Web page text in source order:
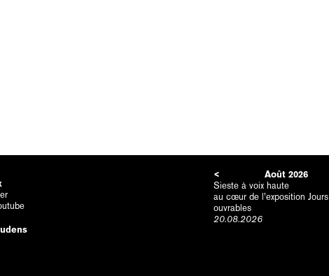
< Août 2026
Sieste à voix haute
au cœur de l’exposition Jours
ouvrables
20.08.2026